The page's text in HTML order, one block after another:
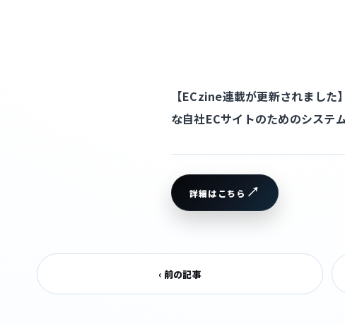
【ECzine連載が更新されまし
な自社ECサイトのためのシステ
詳細はこちら
‹ 前の記事